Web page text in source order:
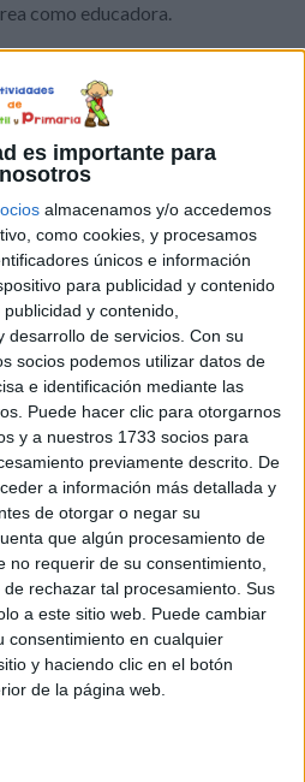
es importante para
nosotros
almacenamos y/o accedemos
como cookies, y procesamos
únicos e información
para publicidad y contenido
y contenido,
desarrollo de servicios. Con su
socios podemos utilizar datos de
e identificación mediante las
Puede hacer clic para otorgarnos
y a nuestros 1733 socios para
previamente descrito. De
a información más detallada y
de otorgar o negar su
que algún procesamiento de
no requerir de su consentimiento,
rechazar tal procesamiento. Sus
a este sitio web. Puede cambiar
consentimiento en cualquier
y haciendo clic en el botón
de la página web.
como educadora.